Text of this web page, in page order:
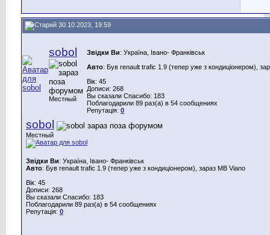
30.10.2023, 19:59
sobol
Местный
Звідки Ви: Україна, Івано- Франківськ
Авто: Був renault trafic 1.9 (тепер уже з кондиціонером),
Вік: 45
Дописи: 268
Вы сказали Спасибо: 183
Поблагодарили 89 раз(а) в 54 сообщениях
Репутація: 0
sobol
Местный
Звідки Ви: Україна, Івано- Франківськ
Авто: Був renault trafic 1.9 (тепер уже з кондиціонером), зараз MB Viano
Вік: 45
Дописи: 268
Вы сказали Спасибо: 183
Поблагодарили 89 раз(а) в 54 сообщениях
Репутація: 0